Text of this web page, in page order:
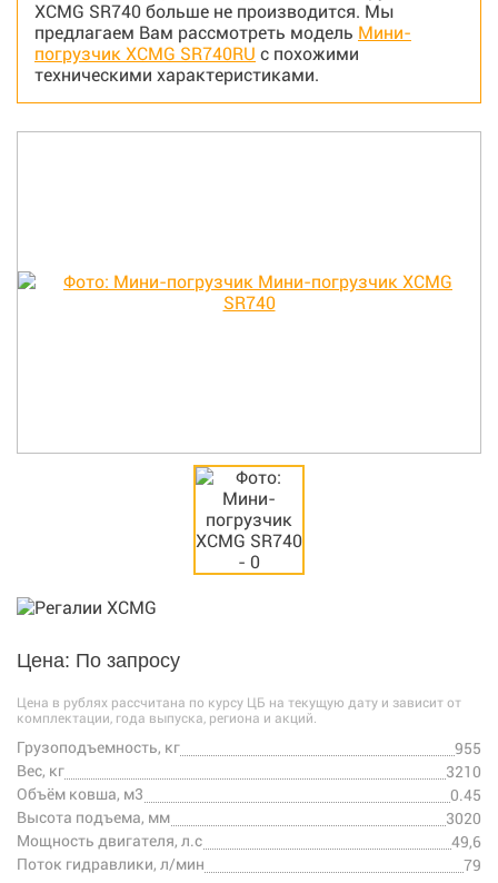
XCMG SR740 больше не производится. Мы
предлагаем Вам рассмотреть модель Мини-
погрузчик XCMG SR740RU с похожими
техническими характеристиками.
Цена: По запросу
Цена в рублях рассчитана по курсу ЦБ на текущую дату и зависит от
комплектации, года выпуска, региона и акций.
Грузоподъемность, кг
955
Вес, кг
3210
Объём ковша, м3
0.45
Высота подъема, мм
3020
Мощность двигателя, л.с
49,6
Поток гидравлики, л/мин
79